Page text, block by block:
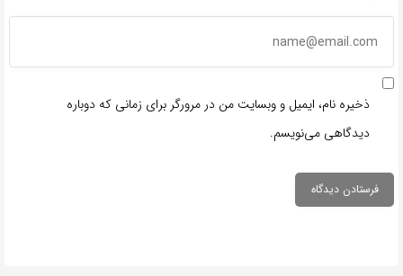
ذخیره نام، ایمیل و وبسایت من در مرورگر برای زمانی که دوباره
دیدگاهی می‌نویسم.